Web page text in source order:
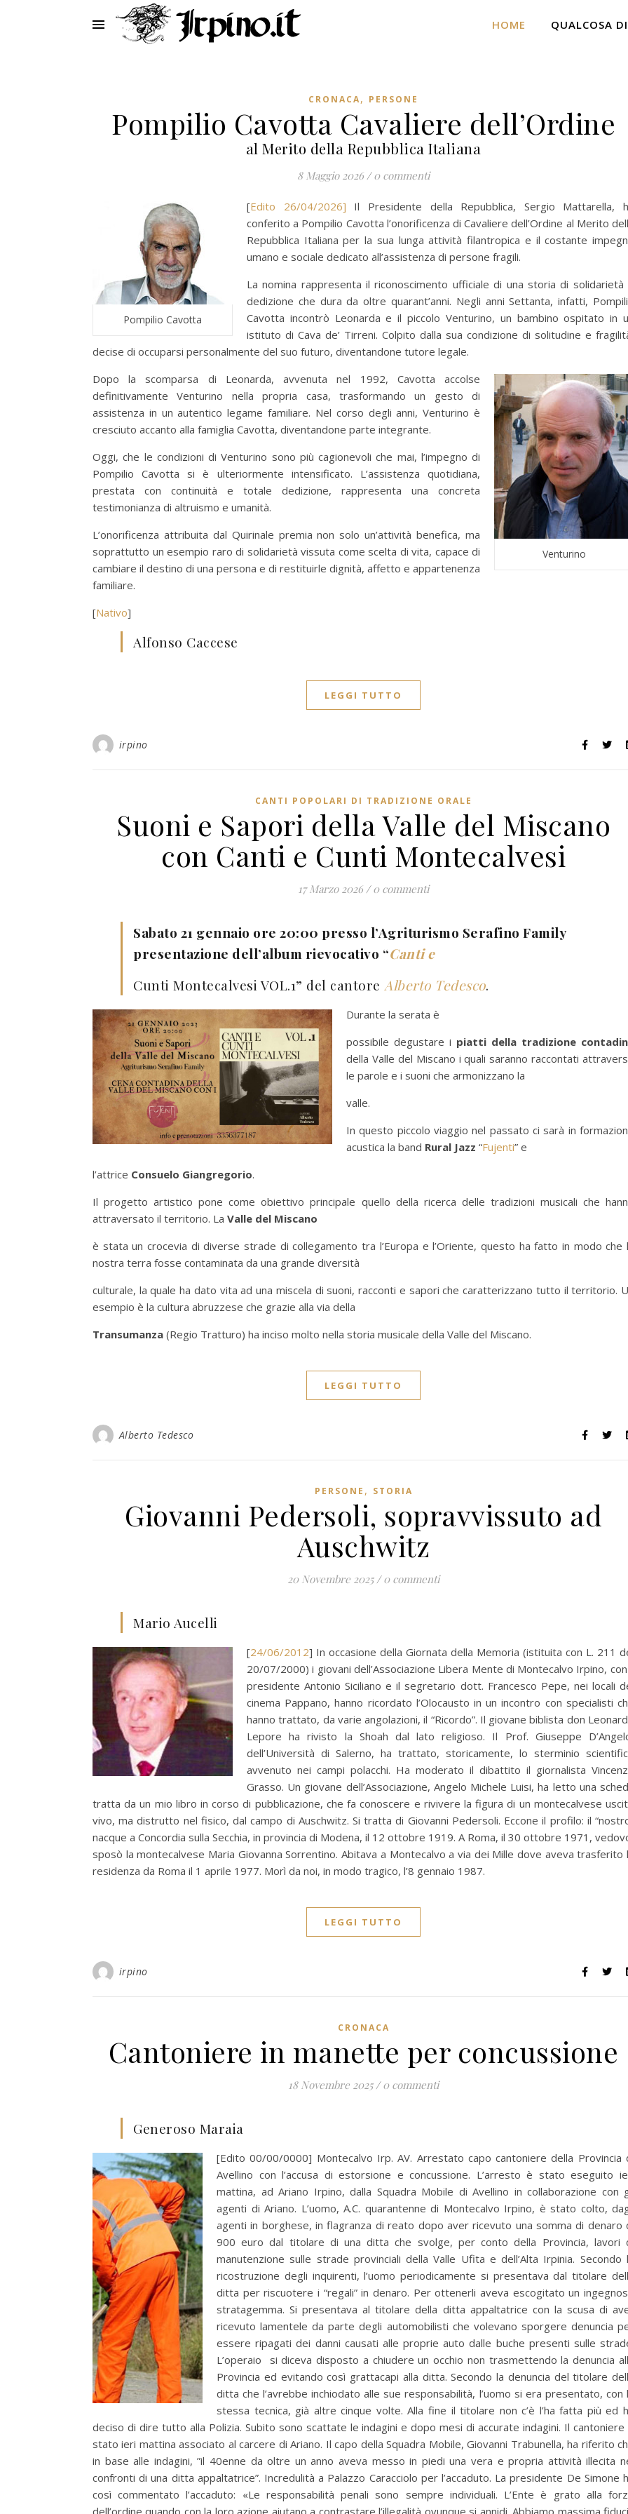
HOME QUALCOSA
CRONACA, PERSONE
Pompilio Cavotta Cavaliere dell’Ordine
al Merito della Repubblica Italiana
8 Maggio 2026 / 0 commenti
Pompilio Cavotta
[Edito 26/04/2026] Il Presidente della Repubblica, Sergio Mattarella,
conferito a Pompilio Cavotta l’onorificenza di Cavaliere dell’Ordine al Merito
Repubblica Italiana per la sua lunga attività filantropica e il costante
umano e sociale dedicato all’assistenza di persone fragili.
La nomina rappresenta il riconoscimento ufficiale di una storia di solidarietà
dedizione che dura da oltre quarant’anni. Negli anni Settanta, infatti,
Cavotta incontrò Leonarda e il piccolo Venturino, un bambino ospitato in
istituto di Cava de’ Tirreni. Colpito dalla sua condizione di solitudine e
decise di occuparsi personalmente del suo futuro, diventandone tutore legale.
Venturino
Dopo la scomparsa di Leonarda, avvenuta nel 1992, Cavotta accolse
definitivamente Venturino nella propria casa, trasformando un gesto di
assistenza in un autentico legame familiare. Nel corso degli anni, Venturino è
cresciuto accanto alla famiglia Cavotta, diventandone parte integrante.
Oggi, che le condizioni di Venturino sono più cagionevoli che mai, l’impegno di
Pompilio Cavotta si è ulteriormente intensificato. L’assistenza quotidiana,
prestata con continuità e totale dedizione, rappresenta una concreta
testimonianza di altruismo e umanità.
L’onorificenza attribuita dal Quirinale premia non solo un’attività benefica, ma
soprattutto un esempio raro di solidarietà vissuta come scelta di vita, capace di
cambiare il destino di una persona e di restituirle dignità, affetto e appartenenza
familiare.
[Nativo]
Alfonso Caccese
LEGGI TUTTO
irpino
CANTI POPOLARI DI TRADIZIONE ORALE
Suoni e Sapori della Valle del Miscano
con Canti e Cunti Montecalvesi
17 Marzo 2026 / 0 commenti
Sabato 21 gennaio ore 20:00 presso l’Agriturismo Serafino Family
presentazione dell’album rievocativo “Canti e
Cunti Montecalvesi VOL.1” del cantore Alberto Tedesco.
Durante la serata è
possibile degustare i piatti della tradizione
della Valle del Miscano i quali saranno raccontati
le parole e i suoni che armonizzano la
valle.
In questo piccolo viaggio nel passato ci sarà in
acustica la band Rural Jazz “Fujenti” e
l’attrice Consuelo Giangregorio.
Il progetto artistico pone come obiettivo principale quello della ricerca delle tradizioni musicali che
attraversato il territorio. La Valle del Miscano
è stata un crocevia di diverse strade di collegamento tra l’Europa e l’Oriente, questo ha fatto in modo che
nostra terra fosse contaminata da una grande diversità
culturale, la quale ha dato vita ad una miscela di suoni, racconti e sapori che caratterizzano tutto il territorio.
esempio è la cultura abruzzese che grazie alla via della
Transumanza (Regio Tratturo) ha inciso molto nella storia musicale della Valle del Miscano.
LEGGI TUTTO
Alberto Tedesco
PERSONE , STORIA
Giovanni Pedersoli, sopravvissuto ad
Auschwitz
20 Novembre 2025 / 0 commenti
Mario Aucelli
[24/06/2012] In occasione della Giornata della Memoria (istituita con L. 211
20/07/2000) i giovani dell’Associazione Libera Mente di Montecalvo Irpino,
presidente Antonio Siciliano e il segretario dott. Francesco Pepe, nei locali
cinema Pappano, hanno ricordato l’Olocausto in un incontro con specialisti
hanno trattato, da varie angolazioni, il “Ricordo”. Il giovane biblista don
Lepore ha rivisto la Shoah dal lato religioso. Il Prof. Giuseppe
dell’Università di Salerno, ha trattato, storicamente, lo sterminio
avvenuto nei campi polacchi. Ha moderato il dibattito il giornalista
Grasso. Un giovane dell’Associazione, Angelo Michele Luisi, ha letto una
tratta da un mio libro in corso di pubblicazione, che fa conoscere e rivivere la figura di un montecalvese
vivo, ma distrutto nel fisico, dal campo di Auschwitz. Si tratta di Giovanni Pedersoli. Eccone il profilo: il
nacque a Concordia sulla Secchia, in provincia di Modena, il 12 ottobre 1919. A Roma, il 30 ottobre 1971,
sposò la montecalvese Maria Giovanna Sorrentino. Abitava a Montecalvo a via dei Mille dove aveva trasferito
residenza da Roma il 1 aprile 1977. Morì da noi, in modo tragico, l’8 gennaio 1987.
LEGGI TUTTO
irpino
CRONACA
Cantoniere in manette per concussione
18 Novembre 2025 / 0 commenti
Generoso Maraia
[Edito 00/00/0000] Montecalvo Irp. AV. Arrestato capo cantoniere della Provincia
Avellino con l’accusa di estorsione e concussione. L’arresto è stato eseguito
mattina, ad Ariano Irpino, dalla Squadra Mobile di Avellino in collaborazione con
agenti di Ariano. L’uomo, A.C. quarantenne di Montecalvo Irpino, è stato colto,
agenti in borghese, in flagranza di reato dopo aver ricevuto una somma di denaro
900 euro dal titolare di una ditta che svolge, per conto della Provincia, lavori
manutenzione sulle strade provinciali della Valle Ufita e dell’Alta Irpinia. Secondo
ricostruzione degli inquirenti, l’uomo periodicamente si presentava dal titolare
ditta per riscuotere i “regali” in denaro. Per ottenerli aveva escogitato un
stratagemma. Si presentava al titolare della ditta appaltatrice con la scusa di
ricevuto lamentele da parte degli automobilisti che volevano sporgere denuncia
essere ripagati dei danni causati alle proprie auto dalle buche presenti sulle
L’operaio si diceva disposto a chiudere un occhio non trasmettendo la denuncia
Provincia ed evitando così grattacapi alla ditta. Secondo la denuncia del titolare
ditta che l’avrebbe inchiodato alle sue responsabilità, l’uomo si era presentato, con
stessa tecnica, già altre cinque volte. Alla fine il titolare non c’è l’ha fatta più ed
deciso di dire tutto alla Polizia. Subito sono scattate le indagini e dopo mesi di accurate indagini. Il cantoniere
stato ieri mattina associato al carcere di Ariano. Il capo della Squadra Mobile, Giovanni Trabunella, ha riferito
in base alle indagini, ”il 40enne da oltre un anno aveva messo in piedi una vera e propria attività illecita
confronti di una ditta appaltatrice”. Incredulità a Palazzo Caracciolo per l’accaduto. La presidente De Simone
così commentato l’accaduto: «Le responsabilità penali sono sempre individuali. L’Ente è grato alla
dell’ordine quando con la loro azione aiutano a contrastare l’illegalità ovunque si annidi. Abbiamo massima